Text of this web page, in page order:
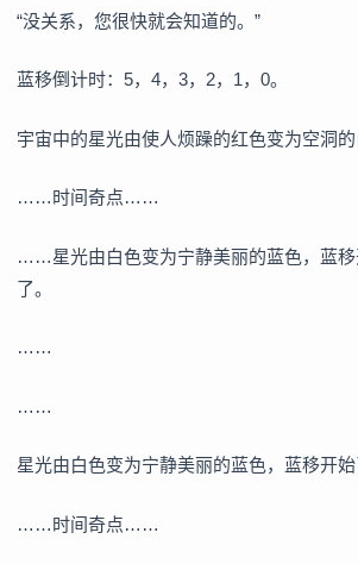
“没关系，您很快就会知道的。”
蓝移倒计时：5，4，3，2，1，0。
宇宙中的星光由使人烦躁的红色变为空洞
……时间奇点……
……星光由白色变为宁静美丽的蓝色，蓝
了。
……
……
星光由白色变为宁静美丽的蓝色，蓝移开
……时间奇点……